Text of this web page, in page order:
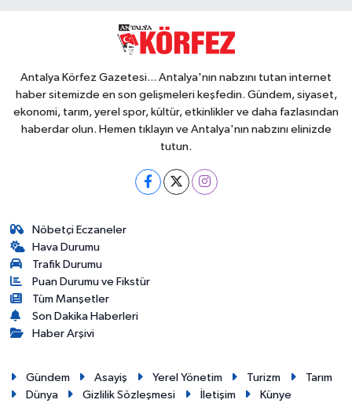
Antalya Körfez Gazetesi... Antalya'nın nabzını tutan internet
haber sitemizde en son gelişmeleri keşfedin. Gündem, siyaset,
ekonomi, tarım, yerel spor, kültür, etkinlikler ve daha fazlasından
haberdar olun. Hemen tıklayın ve Antalya'nın nabzını elinizde
tutun.
Nöbetçi Eczaneler
Hava Durumu
Trafik Durumu
Puan Durumu ve Fikstür
Tüm Manşetler
Son Dakika Haberleri
Haber Arşivi
Gündem Asayiş Yerel Yönetim Turizm
Tarım
Dünya
Gizlilik Sözleşmesi İletişim Künye